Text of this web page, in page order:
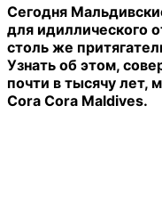
Сегодня
для идиллического
столь же
Узнать об этом,
почти в тысячу лет,
Cora Cora Maldives.